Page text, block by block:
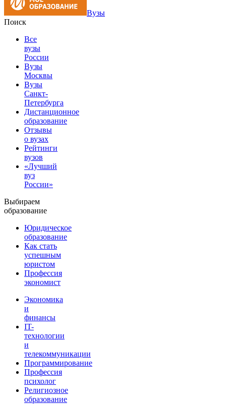
Вузы
Поиск
Все
вузы
России
Вузы
Москвы
Вузы
Санкт-
Петербурга
Дистанционное
образование
Отзывы
о вузах
Рейтинги
вузов
«Лучший
вуз
России»
Выбираем
образование
Юридическое
образование
Как стать
успешным
юристом
Профессия
экономист
Экономика
и
финансы
IT-
технологии
и
телекоммуникации
Программирование
Профессия
психолог
Религиозное
образование